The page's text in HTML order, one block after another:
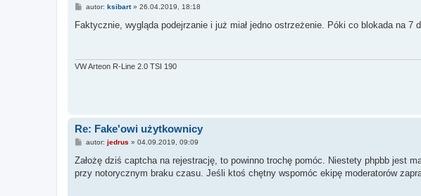
P
s
autor: ksibart» 26.04.2019, 18:18
Faktycznie, wygląda podejrzanie i już miał jedno ostrzeżenie. Póki co blokada na 7
VW Arteon R-Line 2.0 TSI 190
Re: Fake'owi użytkownicy
P
s
autor: jedrus » 04.09.2019, 09:09
Założę dziś captcha na rejestrację, to powinno trochę pomóc. Niestety phpbb jest
przy notorycznym braku czasu. Jeśli ktoś chętny wspomóc ekipę moderatorów